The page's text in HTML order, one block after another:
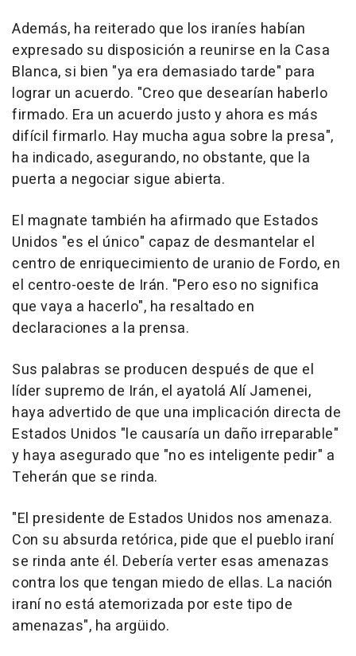
Además, ha reiterado que los iraníes habían
expresado su disposición a reunirse en la Casa
Blanca, si bien "ya era demasiado tarde" para
lograr un acuerdo. "Creo que desearían haberlo
firmado. Era un acuerdo justo y ahora es más
difícil firmarlo. Hay mucha agua sobre la presa",
ha indicado, asegurando, no obstante, que la
puerta a negociar sigue abierta.
El magnate también ha afirmado que Estados
Unidos "es el único" capaz de desmantelar el
centro de enriquecimiento de uranio de Fordo, en
el centro-oeste de Irán. "Pero eso no significa
que vaya a hacerlo", ha resaltado en
declaraciones a la prensa.
Sus palabras se producen después de que el
líder supremo de Irán, el ayatolá Alí Jamenei,
haya advertido de que una implicación directa de
Estados Unidos "le causaría un daño irreparable"
y haya asegurado que "no es inteligente pedir" a
Teherán que se rinda.
"El presidente de Estados Unidos nos amenaza.
Con su absurda retórica, pide que el pueblo iraní
se rinda ante él. Debería verter esas amenazas
contra los que tengan miedo de ellas. La nación
iraní no está atemorizada por este tipo de
amenazas", ha argüido.